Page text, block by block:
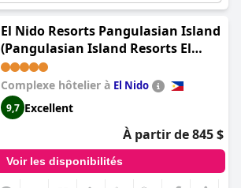
El Nido Resorts Pangulasian Island
(Pangulasian Island Resorts El
Nido)
Complexe hôtelier à El Nido
9,7 Excellent
À partir de 845 $
Voir les disponibilités